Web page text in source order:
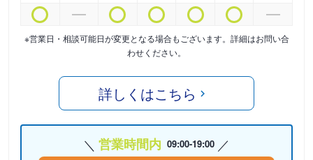
※営業日・相談可能日が変更となる場合もございます。詳細はお問い合
わせください。
詳しくはこちら
営業時間内 09:00-19:00